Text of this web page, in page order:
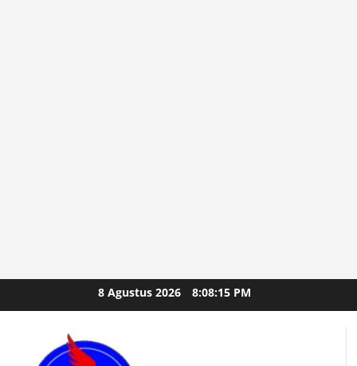
to
8 Agustus 2026 8:08:17 PM